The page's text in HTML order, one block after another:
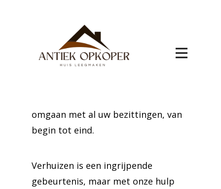
Rognon
Maak uw verhuizing naar Rebecq-
Rognon een plezierige ervaring met
omgaan met al uw bezittingen, van
begin tot eind.
Verhuizen is een ingrijpende
gebeurtenis, maar met onze hulp